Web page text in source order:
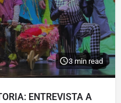
3 min read
ENTREVISTA A